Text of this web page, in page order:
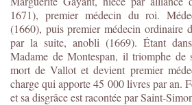
1671), premier médecin du roi.
(1660), puis premier médecin ordinaire
par la suite, anobli (1669). Étant
Madame de Montespan, il triomphe de
mort de Vallot et devient premier
charge qui apporte 45 000 livres par an.
et sa disgrâce est racontée par Saint-